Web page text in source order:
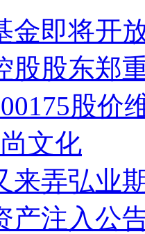
金即将开
股股东郑
股价
文化
来弄弘业
产注入公